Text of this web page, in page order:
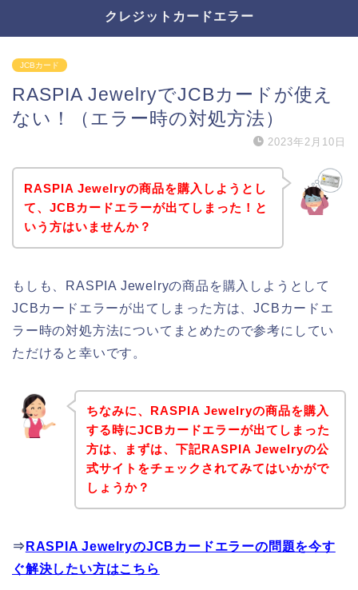
クレジットカードエラー
JCBカード
RASPIA JewelryでJCBカードが使え
ない！（エラー時の対処方法）
2023年2月10日
RASPIA Jewelryの商品を購入しようとし
て、JCBカードエラーが出てしまった！と
いう方はいませんか？
もしも、RASPIA Jewelryの商品を購入しようとして
JCBカードエラーが出てしまった方は、JCBカードエ
ラー時の対処方法についてまとめたので参考にしてい
ただけると幸いです。
ちなみに、RASPIA Jewelryの商品を購入
する時にJCBカードエラーが出てしまった
方は、まずは、下記RASPIA Jewelryの公
式サイトをチェックされてみてはいかがで
しょうか？
⇒ RASPIA JewelryのJCBカードエラーの問題を今す
ぐ解決したい方はこちら